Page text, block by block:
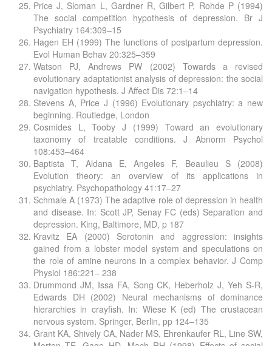
Price J, Sloman L, Gardner R, Gilbert P, Rohde P (1994)
The social competition hypothesis of depression. Br J
Psychiatry 164:309–15
Hagen EH (1999) The functions of postpartum depression.
Evol Human Behav 20:325–359
Watson PJ, Andrews PW (2002) Towards a revised
evolutionary adaptationist analysis of depression: the social
navigation hypothesis. J Affect Dis 72:1–14
Stevens A, Price J (1996) Evolutionary psychiatry: a new
beginning. Routledge, London
Cosmides L, Tooby J (1999) Toward an evolutionary
taxonomy of treatable conditions. J Abnorm Psychol
108:453–464
Baptista T, Aldana E, Angeles F, Beaulieu S (2008)
Evolution theory: an overview of its applications in
psychiatry. Psychopathology 41:17–27
Schmale A (1973) The adaptive role of depression in health
and disease. In: Scott JP, Senay FC (eds) Separation and
depression. King, Baltimore, MD, p 187
Kravitz EA (2000) Serotonin and aggression: insights
gained from a lobster model system and speculations on
the role of amine neurons in a complex behavior. J Comp
Physiol 186:221– 238
Drummond JM, Issa FA, Song CK, Heberholz J, Yeh S-R,
Edwards DH (2002) Neural mechanisms of dominance
hierarchies in crayfish. In: Wiese K (ed) The crustacean
nervous system. Springer, Berlin, pp 124–135
Grant KA, Shively CA, Nader MS, Ehrenkaufer RL, Line SW,